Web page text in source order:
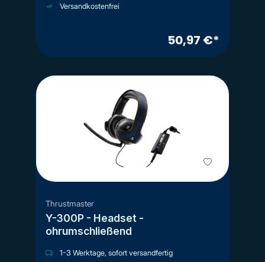
Versandkostenfrei
50,97 €*
Thrustmaster
Y-300P - Headset -
ohrumschließend
1-3 Werktage, sofort versandfertig